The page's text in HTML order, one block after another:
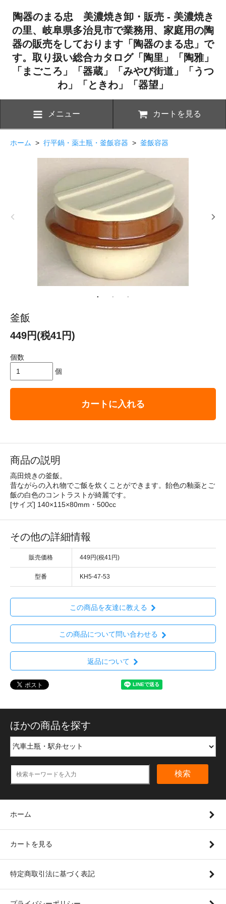
陶器のまる忠 美濃焼き卸・販売 - 美濃焼き
の里、岐阜県多治見市で業務用、家庭用の陶
器の販売をしております「陶器のまる忠」で
す。取り扱い総合カタログ「陶里」「陶雅」
「まごころ」「器蔵」「みやび街道」「うつ
わ」「ときわ」「器望」
メニュー カートを見る
ホーム > 行平鍋・薬土瓶・釜飯容器 > 釜飯容器
釜飯
449円(税41円)
個数
個
カートに入れる
商品の説明
高田焼きの釜飯。
昔ながらの入れ物でご飯を炊くことができます。飴色の釉薬とご
飯の白色のコントラストが綺麗です。
[サイズ] 140×115×80mm・500cc
その他の詳細情報
販売価格 449円(税41円)
型番 KH5-47-53
この商品を友達に教える
この商品について問い合わせる
返品について
ほかの商品を探す
検索
ホーム
カートを見る
特定商取引法に基づく表記